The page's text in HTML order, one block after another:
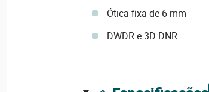
Ótica fixa de 6 mm
DWDR e 3D DNR